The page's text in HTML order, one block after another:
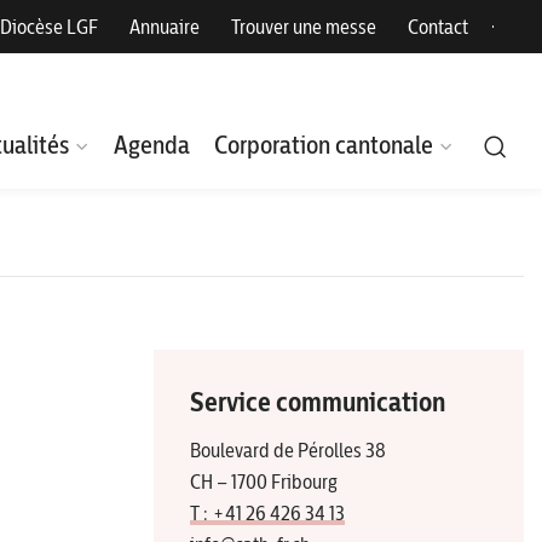
Diocèse LGF Annuaire Trouver une messe Contact
Agenda Corporation cantonale
Service communication
Boulevard de Pérolles 38
CH – 1700 Fribourg
T : +41 26 426 34 13